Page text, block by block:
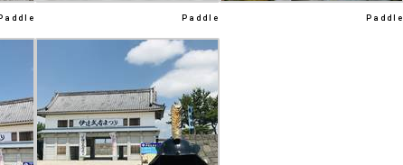
Paddle Paddle